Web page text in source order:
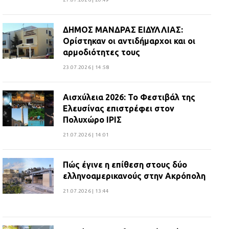
ΔΗΜΟΣ ΜΑΝΔΡΑΣ ΕΙΔΥΛΛΙΑΣ:
Ορίστηκαν οι αντιδήμαρχοι και οι
αρμοδιότητες τους
23.07.2026 | 14:58
Αισχύλεια 2026: Το Φεστιβάλ της
Ελευσίνας επιστρέφει στον
Πολυχώρο ΙΡΙΣ
21.07.2026 | 14:01
Πώς έγινε η επίθεση στους δύο
ελληνοαμερικανούς στην Ακρόπολη
21.07.2026 | 13:44